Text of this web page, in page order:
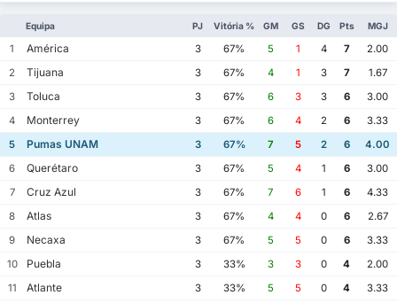
Equipa PJ Vitória % GM GS DG Pts MGJ
1 América 3 67% 5 1 4 7
2.00
2
Tijuana 3 67% 4 1 3 7
1.67
3
Toluca 3 67% 6 3 3 6
3.00
4
Monterrey 3 67% 6 4 2 6
3.33
5
Pumas UNAM 3 67% 7 5 2 6
4.00
6
Querétaro 3 67% 5 4 1 6
3.00
7
Cruz Azul 3 67% 7 6 1 6
4.33
8
Atlas 3 67% 4 4 0 6
2.67
9
Necaxa 3 67% 5 5 0 6
3.33
10
Puebla 3 33% 3 3 0 4
2.00
11
Atlante 3 33% 5 5 0 4
3.33